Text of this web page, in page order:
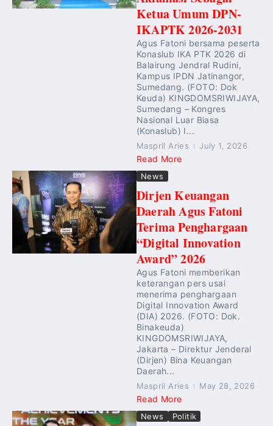
Ketua Umum DPN-
IKAPTK 2026-2031
Agus Fatoni bersama peserta
Konaslub IKA PTK 2026 di
Balairung Jendral Rudini,
Kampus IPDN Jatinangor,
Sumedang. (FOTO: Dok
Keuda) KINGDOMSRIWIJAYA,
Sumedang – Kongres
Nasional Luar Biasa
(Konaslub) I...
Maspril Aries July 1, 2026
Read More
News
Dirjen Keuangan
Daerah Agus Fatoni
Terima Penghargaan
“Digital Innovation
Award” 2026
Agus Fatoni memberikan
keterangan pers usai
menerima penghargaan
Digital Innovation Award
(DIA) 2026. (FOTO: Dok.
Binakeuda)
KINGDOMSRIWIJAYA,
Jakarta – Direktur Jenderal
(Dirjen) Bina Keuangan
Daerah...
Maspril Aries May 28, 2026
Read More
News Politik